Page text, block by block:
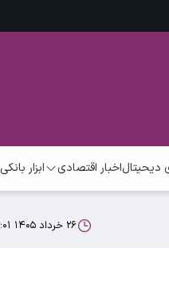
دیحیتالاخبار اقتصادی ابزار بانکی
۲۶ خرداد ۱۴۰۵ ۰۸:۰۱